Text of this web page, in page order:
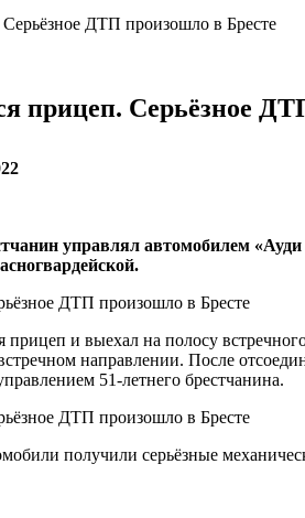
ДТП произошло в Бресте
прицеп. Серьёзное
управлял автомобилем
и выехал на полосу
направлении. После
51-летнего брестчанина.
получили серьёзные